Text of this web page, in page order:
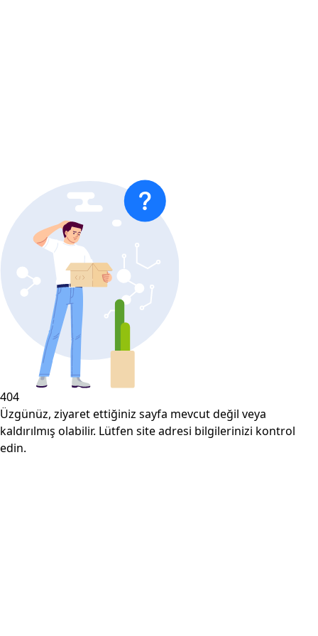
404
Üzgünüz, ziyaret ettiğiniz sayfa mevcut değil veya
kaldırılmış olabilir. Lütfen site adresi bilgilerinizi kontrol
edin.